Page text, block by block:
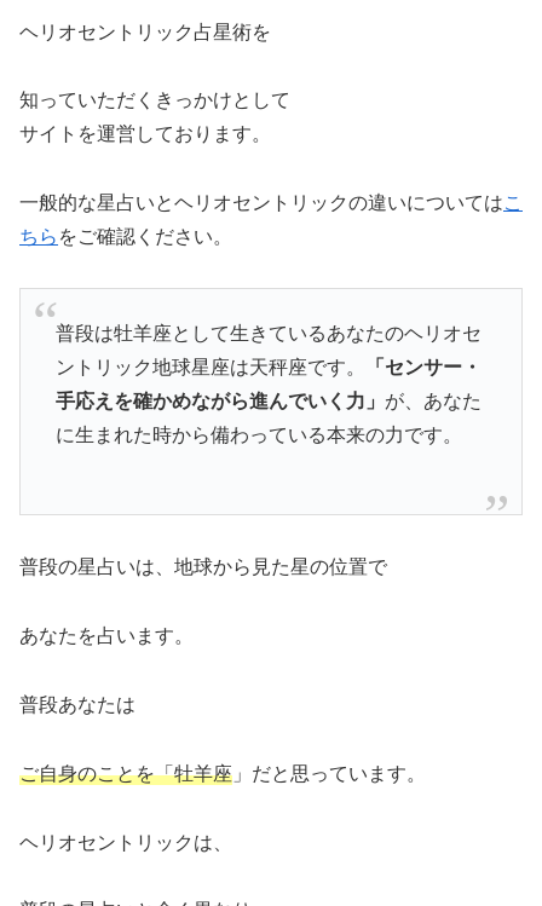
ヘリオセントリック占星術を
知っていただくきっかけとして
サイトを運営しております。
一般的な星占いとヘリオセントリックの違いについてはこ
ちら をご確認ください。
普段は牡羊座として生きているあなたのヘリオセ
ントリック地球星座は天秤座です。
「センサー・
手応えを確かめながら進んでいく力」 が、あなた
に生まれた時から備わっている本来の力です。
普段の星占いは、地球から見た星の位置で
あなたを占います。
普段あなたは
ご自身のことを「牡羊座 」だと思っています。
ヘリオセントリックは、